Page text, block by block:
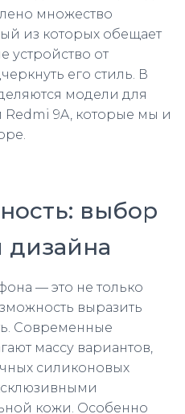
множество
из которых обещает
устройство от
его стиль. В
модели для
9A, которые мы и
выбор
дизайна
— это не только
выразить
Современные
массу вариантов,
силиконовых
кожи. Особенно